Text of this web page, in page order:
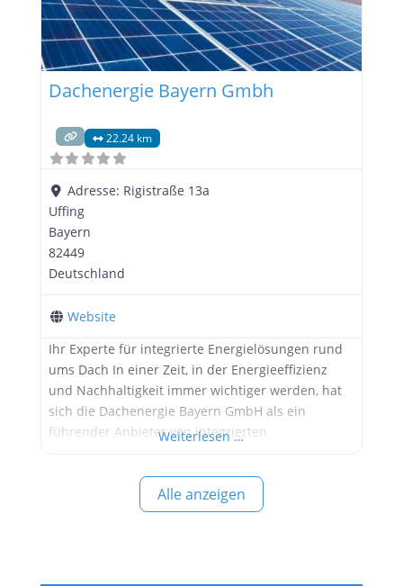
Dachenergie Bayern Gmbh
22.24 km
Adresse: Rigistraße 13a
Uffing
Bayern
82449
Deutschland
Website
Ihr Experte für integrierte Energielösungen rund
ums Dach In einer Zeit, in der Energieeffizienz
und Nachhaltigkeit immer wichtiger werden, hat
sich die Dachenergie Bayern GmbH als ein
führender Anbieter von integrierten
einem breiten Spektrum an Dienstleistungen und
einem starken Fokus auf Qualität und
Kundenzufriedenheit bietet das Unternehmen
Weiterlesen …
Alle anzeigen